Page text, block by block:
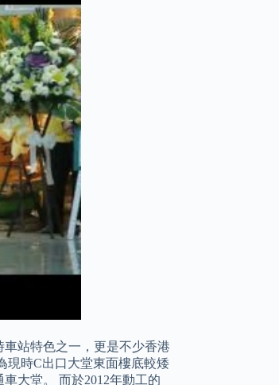
站特色之一，更是不少香港
現時C出口大堂東面樓底較矮
大堂。 而於2012年動工的